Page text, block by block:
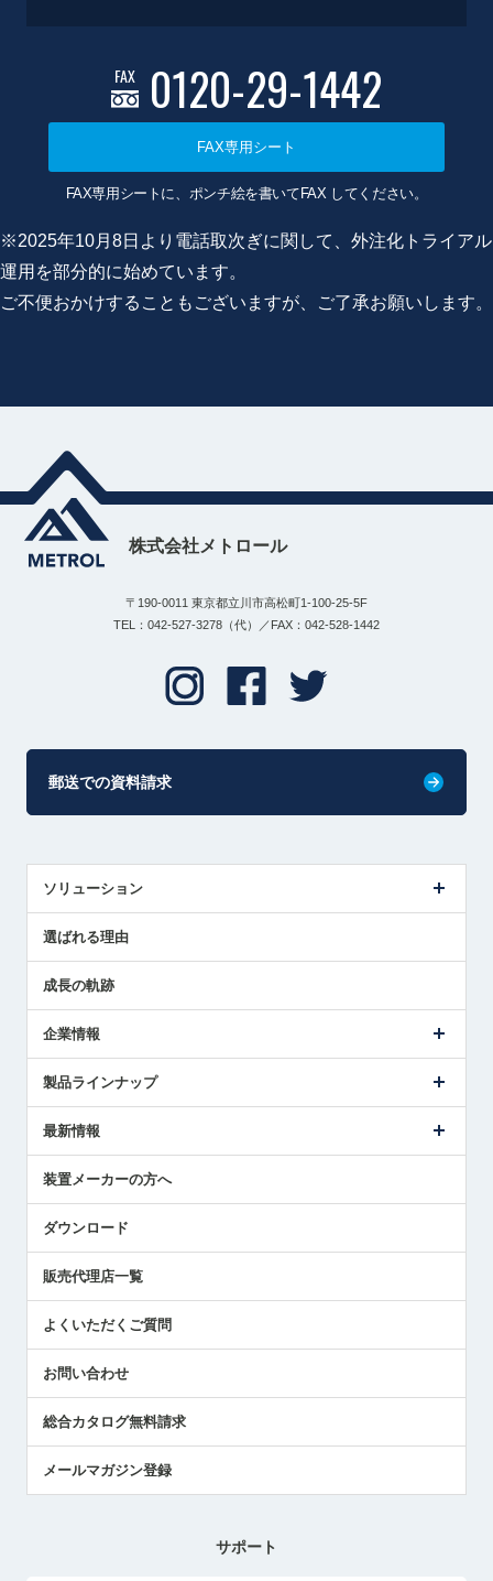
FAX 0120-29-1442
FAX専用シート
FAX専用シートに、ポンチ絵を書いてFAX してください。
※2025年10月8日より電話取次ぎに関して、外注化トライアル
運用を部分的に始めています。
ご不便おかけすることもございますが、ご了承お願いします。
株式会社メトロール
〒190-0011 東京都立川市高松町1-100-25-5F
TEL：042-527-3278（代）／FAX：042-528-1442
郵送での資料請求
ソリューション
解決策提案
選ばれる理由
成長の軌跡
企業情報
ごあいさつ
受賞履歴
採用情報
国/地域/言語
製品ラインナップ
ツールセッタ製品
エアマイクロセンサ製品
最新情報
メトロールの技術
社員ブログ
中小企業のBCP地震対策
センサのテクニカルガイド
社長ブログ
装置メーカーの方へ
ダウンロード
販売代理店一覧
よくいただくご質問
お問い合わせ
総合カタログ無料請求
メールマガジン登録
サポート